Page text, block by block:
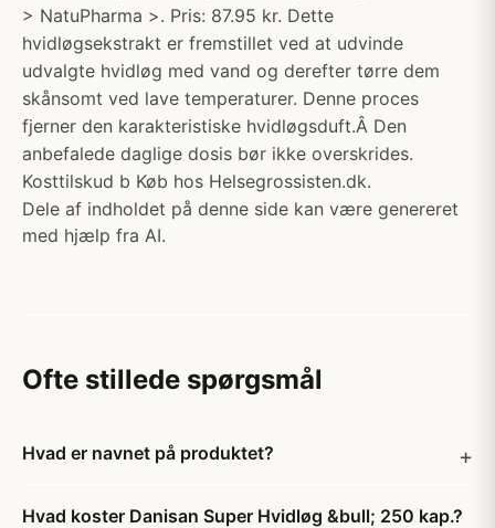
> NatuPharma >. Pris: 87.95 kr. Dette
hvidløgsekstrakt er fremstillet ved at udvinde
udvalgte hvidløg med vand og derefter tørre dem
skånsomt ved lave temperaturer. Denne proces
fjerner den karakteristiske hvidløgsduft.Â Den
anbefalede daglige dosis bør ikke overskrides.
Kosttilskud b Køb hos Helsegrossisten.dk.
Dele af indholdet på denne side kan være genereret
med hjælp fra AI.
Ofte stillede spørgsmål
Hvad er navnet på produktet?
Hvad koster Danisan Super Hvidløg &bull; 250 kap.?